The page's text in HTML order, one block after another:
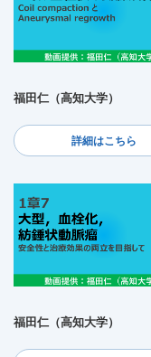
福田仁（高知大学）
詳細はこちら
福田仁（高知大学）